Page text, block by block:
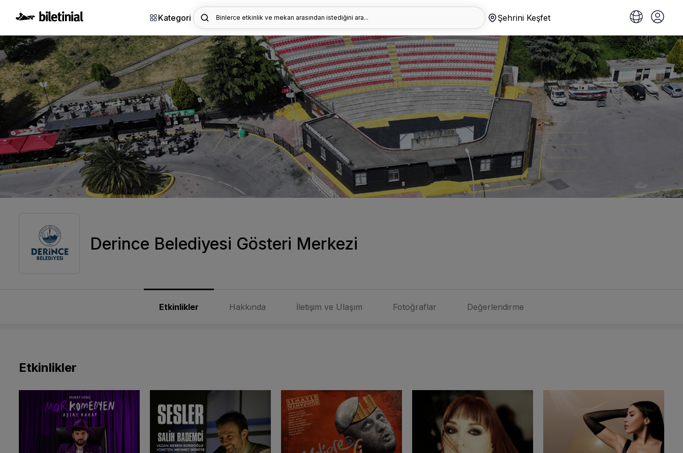
Kategori Binlerce etkinlik ve mekan arasından istediğini ara... Şehrini Keşfet
Derince Belediyesi Gösteri Merkezi
Etkinlikler Hakkında İletişim ve Ulaşım Fotoğraflar Değerlendirme
Etkinlikler